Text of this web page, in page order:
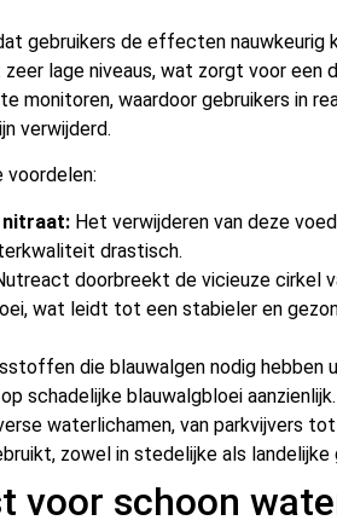
gebruikers de effecten nauwkeurig
lage niveaus, wat zorgt voor een
monitoren, waardoor gebruikers in
verwijderd.
voordelen:
nitraat: Het verwijderen van deze
drastisch.
doorbreekt de vicieuze cirkel
wat leidt tot een stabieler en
die blauwalgen nodig hebben
schadelijke blauwalgbloei aanzienlijk.
waterlichamen, van parkvijvers
zowel in stedelijke als landelijke
voor schoon